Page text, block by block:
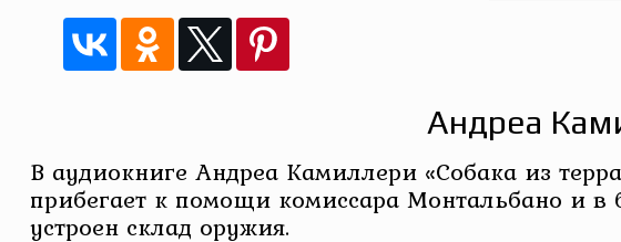
Андреа
В аудиокниге Андреа Камиллери «Собака из
прибегает к помощи комиссара Монтальбано и в
устроен склад оружия.